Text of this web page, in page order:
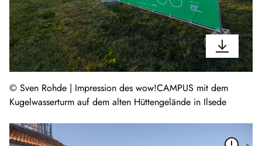
© Sven Rohde | Impression des wow!CAMPUS mit dem
Kugelwasserturm auf dem alten Hüttengelände in Ilsede